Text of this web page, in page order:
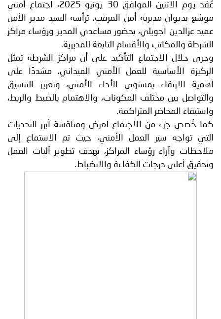
عُقد يوم الاثنين الموافق 30 يونيو 2025، اجتماع أمني
موسّع بديوان مديرية أمن المرقب، ترأسه السيد مدير الأمن
عميد عزالدين اجويلي، بحضور مساعدي المدير ورؤساء مراكز
الشرطة والمكاتب والأقسام التابعة للمديرية.
وجرى خلال الاجتماع التأكيد على أن مراكز الشرطة تمثل
الركيزة الأساسية للعمل الأمني الميداني، مشددًا على
أهمية الارتقاء بمستوى الأداء الأمني، وتعزيز التنسيق
والتواصل بين مختلف المكونات، والاهتمام بالضبط والربط،
واستيفاء المحاضر المتراكمة.
كما خُصص جزء من الاجتماع لعرض ومناقشة أبرز التحديات
التي تواجه سير العمل الأمني، حيث تم الاستماع إلى
ملاحظات وآراء رؤساء المراكز، بهدف تطوير آليات العمل
وتحقيق أعلى درجات الكفاءة والانضباط.